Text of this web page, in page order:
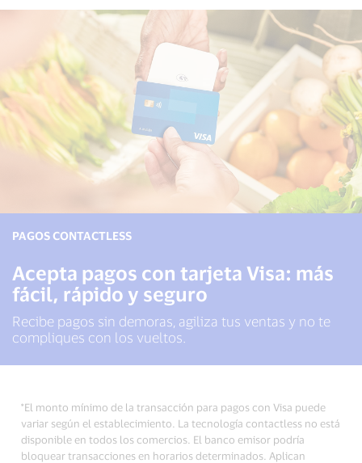
PAGOS CONTACTLESS
Acepta pagos con tarjeta Visa: más
fácil, rápido y seguro
Recibe pagos sin demoras, agiliza tus ventas y no te
compliques con los vueltos.
*El monto mínimo de la transacción para pagos con Visa puede
variar según el establecimiento. La tecnología contactless no está
disponible en todos los comercios. El banco emisor podría
bloquear transacciones en horarios determinados. Aplican